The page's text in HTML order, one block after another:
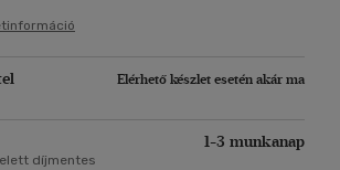
Elérhető készlet esetén akár ma
1-3 munkanap
díjmentes